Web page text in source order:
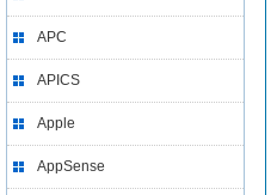
APC
APICS
Apple
AppSense